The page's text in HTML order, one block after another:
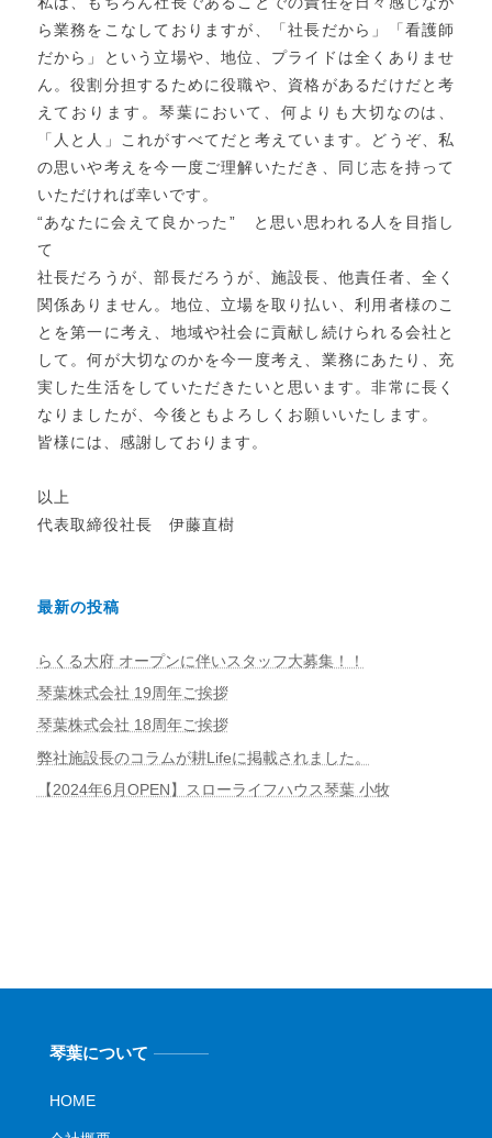
ら業務をこなしておりますが、「社長だから」「看護師
だから」という立場や、地位、プライドは全くありませ
ん。役割分担するために役職や、資格があるだけだと考
えております。琴葉において、何よりも大切なのは、
「人と人」これがすべてだと考えています。どうぞ、私
の思いや考えを今一度ご理解いただき、同じ志を持って
いただければ幸いです。
“あなたに会えて良かった” と思い思われる人を目指し
て
社長だろうが、部長だろうが、施設長、他責任者、全く
関係ありません。地位、立場を取り払い、利用者様のこ
とを第一に考え、地域や社会に貢献し続けられる会社と
して。何が大切なのかを今一度考え、業務にあたり、充
実した生活をしていただきたいと思います。非常に長く
なりましたが、今後ともよろしくお願いいたします。
皆様には、感謝しております。
以上
代表取締役社長 伊藤直樹
最新の投稿
らくる大府 オープンに伴いスタッフ大募集！！
琴葉株式会社 19周年ご挨拶
琴葉株式会社 18周年ご挨拶
弊社施設長のコラムが耕Lifeに掲載されました。
【2024年6月OPEN】スローライフハウス琴葉 小牧
琴葉について
HOME